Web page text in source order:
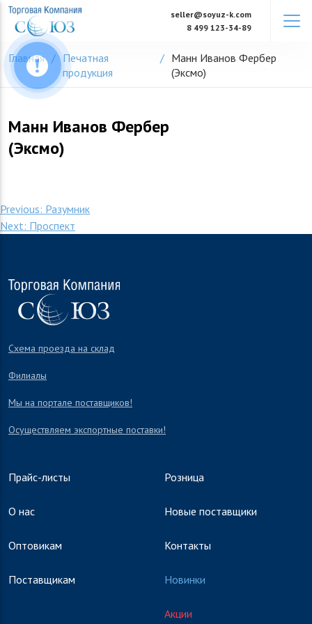
Skip
content
seller@soyuz-k.com
8 499 123-34-89
Главная
Печатная
продукция
Манн Иванов Фербер
(Эксмо)
Манн Иванов Фербер
(Эксмо)
Навигация
по
Previous: Разумник
Next: Проспект
Схема проезда на склад
Филиалы
Мы на портале поставщиков!
Осуществляем экспортные поставки!
Прайс-листы
О нас
Оптовикам
Поставщикам
Розница
Новые поставщики
Контакты
Новинки
Акции